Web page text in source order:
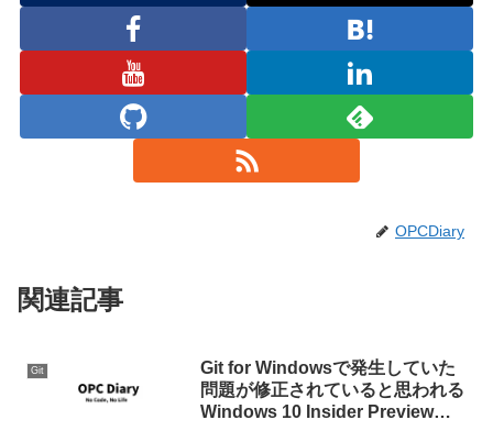
OPCDiary
関連記事
Git
Git for Windowsで発生していた
問題が修正されていると思われる
Windows 10 Insider Preview